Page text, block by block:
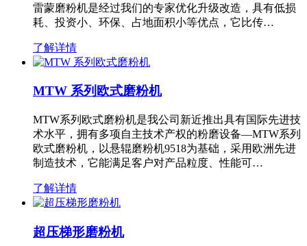
雷蒙磨粉机是经过我们的专家优化升级改造，具有低损
耗、投资小、环保、占地面积小等优点，它比传…
了解详情
MTW 系列欧式磨粉机
MTW系列欧式磨粉机是我公司新近推出具有国际先进技
术水平，拥有多项自主技术产权的粉磨设备—MTW系列
欧式磨粉机，以悬辊磨粉机9518为基础，采用欧洲先进
制造技术，它能满足客户对产品粒度、性能可…
了解详情
超压梯形磨粉机